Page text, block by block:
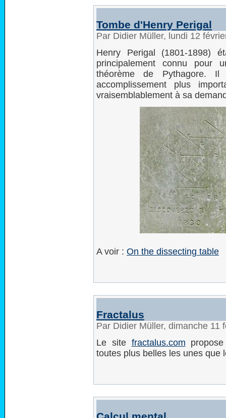
Tombe d'Henry Perigal
Par Didier Müller, lundi 12
Henry Perigal (1801-1898)
principalement connu pour
théorème de Pythagore.
accomplissement plus
vraisemblablement à sa
A voir : On the dissecting table
Fractalus
Par Didier Müller, dimanche 11
Le site fractalus.com
toutes plus belles les unes que